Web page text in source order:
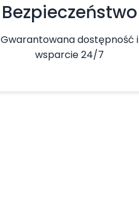
Bezpieczeństwo
Gwarantowana dostępność i
wsparcie 24/7